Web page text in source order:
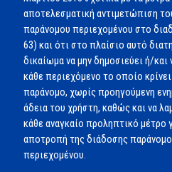
αποτελεσματική αντιμετώπιση
παράνομου περιεχομένου στο
63) και ότι στο πλαίσιο αυτό
δικαίωμα να μην δημοσιεύει ή/και
κάθε περιεχόμενο το οποίο κρίνει
παράνομο, χωρίς προηγούμενη
άδεια του χρήστη, καθώς και να
κάθε αναγκαίο προληπτικό μέτρο
αποτροπή της διάδοσης
περιεχομένου.